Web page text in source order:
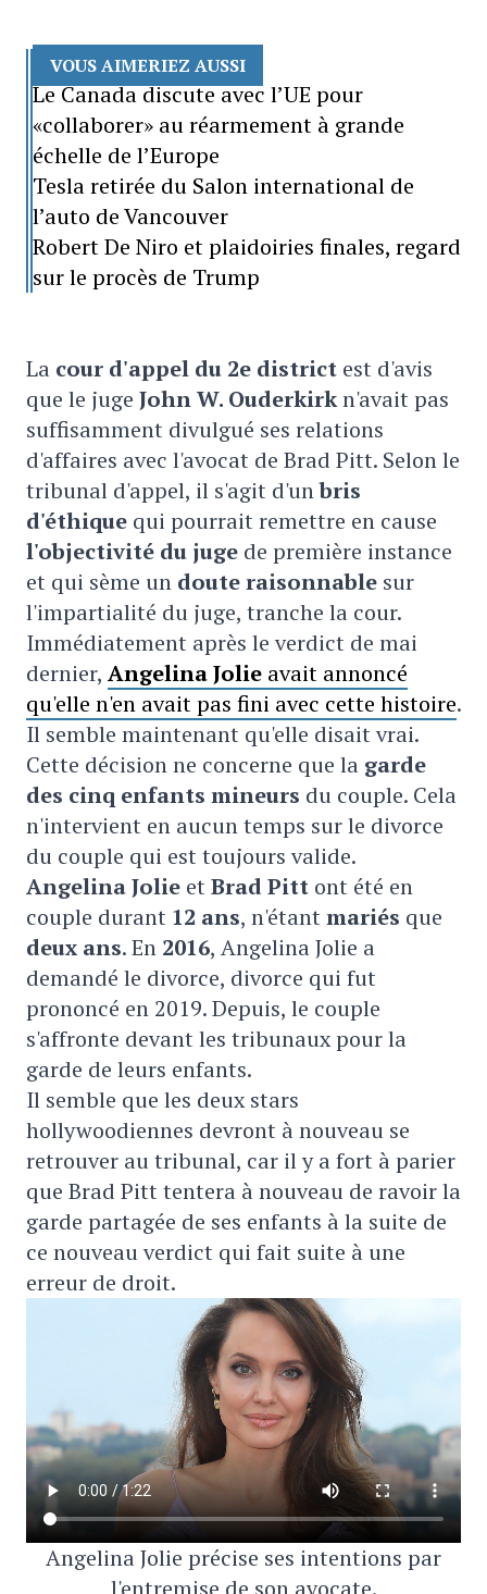
VOUS AIMERIEZ AUSSI
Le Canada discute avec l’UE pour
«collaborer» au réarmement à grande
échelle de l’Europe
Tesla retirée du Salon international de
l’auto de Vancouver
Robert De Niro et plaidoiries finales, regard
sur le procès de Trump
La cour d'appel du 2e district est d'avis
que le juge John W. Ouderkirkn'avait pas
suffisamment divulgué ses relations
d'affaires avec l'avocat de Brad Pitt. Selon le
tribunal d'appel, il s'agit d'unbris
d'éthique qui pourrait remettre en cause
l'objectivité du juge de première instance
et qui sème un doute raisonnable sur
l'impartialité du juge, tranche la cour.
Immédiatement après le verdict de mai
dernier, Angelina Jolie avait annoncé
qu'elle n'en avait pas fini avec cette histoire.
Il semble maintenant qu'elle disait vrai.
Cette décision ne concerne que la garde
des cinq enfants mineurs du couple. Cela
n'intervient en aucun temps sur le divorce
du couple qui est toujours valide.
Angelina Jolie et Brad Pitt ont été en
couple durant 12 ans, n'étant mariés que
deux ans. En 2016, Angelina Jolie a
demandé le divorce, divorce qui fut
prononcé en 2019. Depuis, le couple
s'affronte devant les tribunaux pour la
garde de leurs enfants.
Il semble que les deux stars
hollywoodiennes devront à nouveau se
retrouver au tribunal, car il y a fort à parier
que Brad Pitt tentera à nouveau de ravoir la
garde partagée de ses enfants à la suite de
ce nouveau verdict qui fait suite à une
erreur de droit.
Angelina Jolie précise ses intentions par
l'entremise de son avocate.